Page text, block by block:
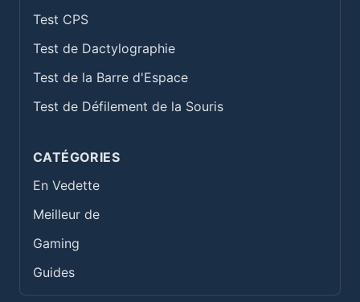
Test CPS
Test de Dactylographie
Test de la Barre d'Espace
Test de Défilement de la Souris
CATÉGORIES
En Vedette
Meilleur de
Gaming
Guides